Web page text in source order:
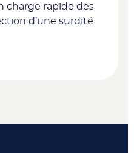
charge rapide des
d’une surdité.